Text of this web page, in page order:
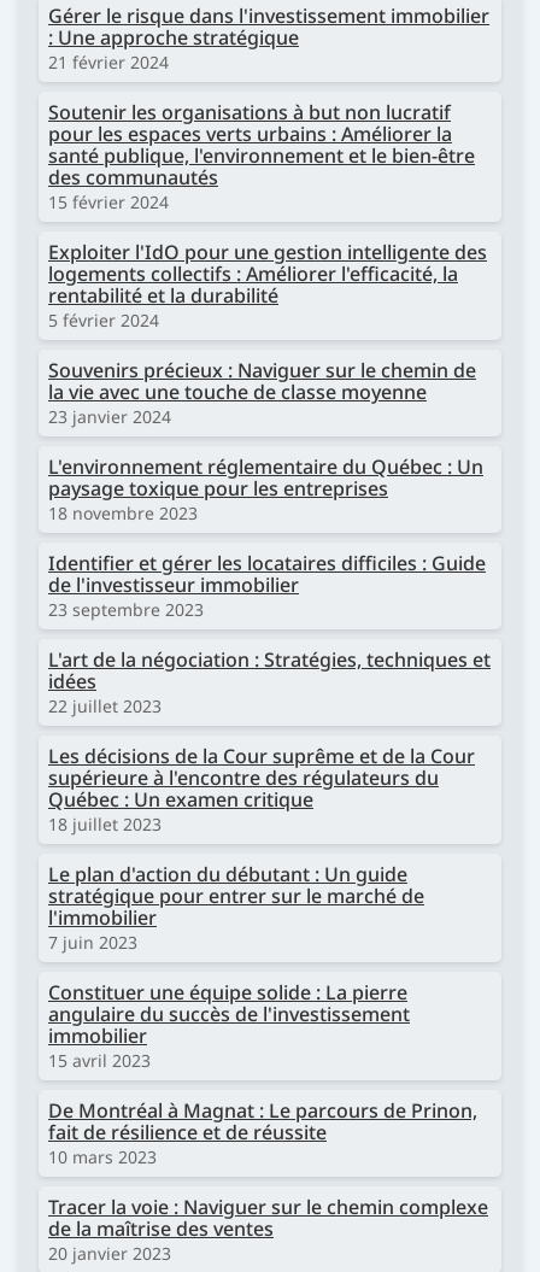
Gérer le risque dans l'investissement immobilier
: Une approche stratégique
21 février 2024
Soutenir les organisations à but non lucratif
pour les espaces verts urbains : Améliorer la
santé publique, l'environnement et le bien-être
des communautés
15 février 2024
Exploiter l'IdO pour une gestion intelligente des
logements collectifs : Améliorer l'efficacité, la
rentabilité et la durabilité
5 février 2024
Souvenirs précieux : Naviguer sur le chemin de
la vie avec une touche de classe moyenne
23 janvier 2024
L'environnement réglementaire du Québec : Un
paysage toxique pour les entreprises
18 novembre 2023
Identifier et gérer les locataires difficiles : Guide
de l'investisseur immobilier
23 septembre 2023
L'art de la négociation : Stratégies, techniques et
idées
22 juillet 2023
Les décisions de la Cour suprême et de la Cour
supérieure à l'encontre des régulateurs du
Québec : Un examen critique
18 juillet 2023
Le plan d'action du débutant : Un guide
stratégique pour entrer sur le marché de
l'immobilier
7 juin 2023
Constituer une équipe solide : La pierre
angulaire du succès de l'investissement
immobilier
15 avril 2023
De Montréal à Magnat : Le parcours de Prinon,
fait de résilience et de réussite
10 mars 2023
Tracer la voie : Naviguer sur le chemin complexe
de la maîtrise des ventes
20 janvier 2023